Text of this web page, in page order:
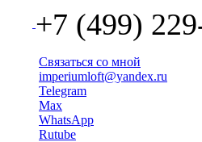
+7 (499)
Связаться со мной
imperiumloft@yandex.ru
Telegram
Max
WhatsApp
Rutube